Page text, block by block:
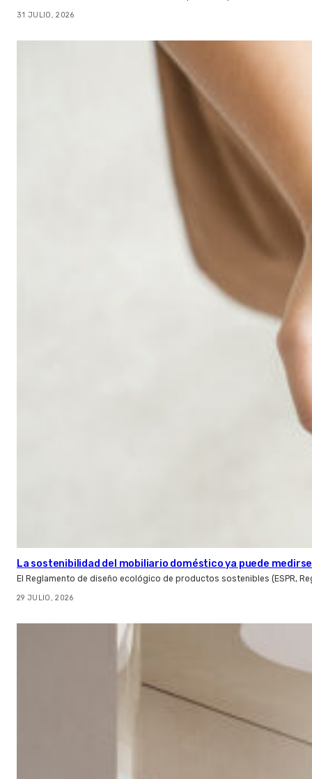
31 JULIO, 2026
La sostenibilidad del mobiliario doméstico ya puede
El Reglamento de diseño ecológico de productos sostenibles (ESPR,
29 JULIO, 2026